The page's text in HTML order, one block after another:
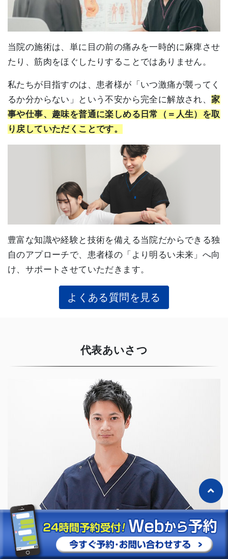
当院の施術は、単に目の前の痛みを一時的に麻痺させ
たり、筋肉をほぐしたりすることではありません。
私たちが目指すのは、患者様が「いつ激痛が襲ってく
るか分からない」という不安から完全に解放され、家
事や仕事、趣味を普通に楽しめる日常（＝人生）を取
り戻していただくことです。
豊富な知識や経験と技術を備える当院だからできる独
自のアプローチで、患者様の「より明るい未来」へ向
け、サポートさせていただきます。
よくある質問を見る
代表あいさつ
「清須みくる整骨院・整体院」
代表：松原 裕紀